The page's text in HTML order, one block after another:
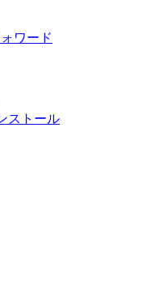
ワード
ストール